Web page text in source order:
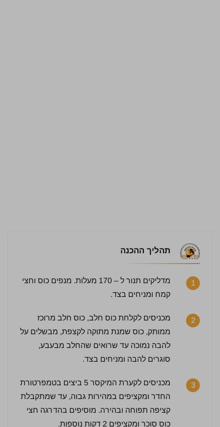
תהליך ההכנה
1
מדליקים תנור ל – 170 מעלות. מנפים כוס וחצי
קמח ומניחים בצד.
2
מכניסים לקלחת כוס חלב, כוס חלב מרוכז
ממותק, כוס שמנת מתוקה לקצפת, מבשלים על
להבה נמוכה עד שרואים שהחלב מבעבע,
סוגרים להבה ומניחים בצד.
3
מכניסים לקערת המיקסר 5 ביצים בטמפרטורת
החדר ומקציפים במהירות גבוה, עד שמתקבלת
קציפה תפוחה ובהירה. מוסיפים בהדרגה חצי
כוס סוכר ומקציפים 2 דקות נוספות.